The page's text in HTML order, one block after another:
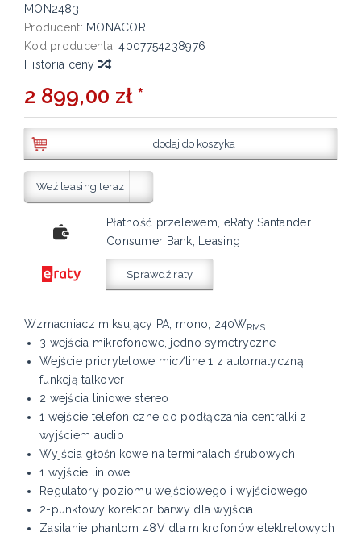
MON2483
Producent: MONACOR
Kod producenta: 4007754238976
Historia ceny
2 899,00 zł *
dodaj do koszyka
Weź leasing teraz
Płatność przelewem, eRaty Santander
Consumer Bank, Leasing
Sprawdź raty
Wzmacniacz miksujący PA, mono, 240WRMS
3 wejścia mikrofonowe, jedno symetryczne
Wejście priorytetowe mic/line 1 z automatyczną
funkcją talkover
2 wejścia liniowe stereo
1 wejście telefoniczne do podłączania centralki z
wyjściem audio
Wyjścia głośnikowe na terminalach śrubowych
1 wyjście liniowe
Regulatory poziomu wejściowego i wyjściowego
2-punktowy korektor barwy dla wyjścia
Zasilanie phantom 48V dla mikrofonów elektretowych